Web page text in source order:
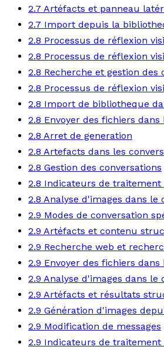
2.7 Artéfacts et panneau
2.7 Import depuis la
2.8 Processus de réflexion
2.8 Processus de réflexion
2.8 Recherche et gestion des
2.8 Processus de réflexion
2.8 Import de bibliotheque
2.8 Envoyer des fichiers dans
2.8 Arret de generation
2.8 Artefacts dans les
2.8 Gestion des conversations
2.8 Indicateurs de
2.8 Analyse d'images dans le
2.9 Modes de conversation
2.9 Artéfacts et contenu
2.9 Recherche web et
2.9 Envoyer des fichiers dans
2.9 Analyse d'images dans le
2.9 Artéfacts et résultats
2.9 Génération d'images
2.9 Modification de messages
2.9 Indicateurs de